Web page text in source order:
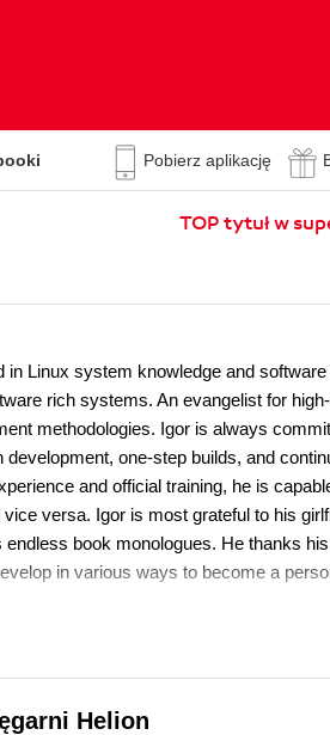
Pobierz aplikację
TOP tytuł w
Linux system knowledge and software
rich systems. An evangelist for
methodologies. Igor is always
one-step builds, and
and official training, he is
versa. Igor is most grateful to his
book monologues. He thanks
in various ways to become a
Helion